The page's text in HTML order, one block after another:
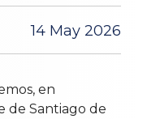
14 May 2026
en
de Santiago de